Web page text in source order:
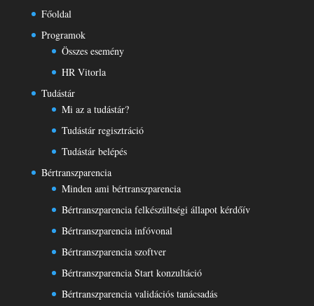
Főoldal
Programok
Összes esemény
HR Vitorla
Tudástár
Mi az a tudástár?
Tudástár regisztráció
Tudástár belépés
Bértranszparencia
Minden ami bértranszparencia
Bértranszparencia felkészültségi állapot kérdőív
Bértranszparencia infóvonal
Bértranszparencia szoftver
Bértranszparencia Start konzultáció
Bértranszparencia validációs tanácsadás